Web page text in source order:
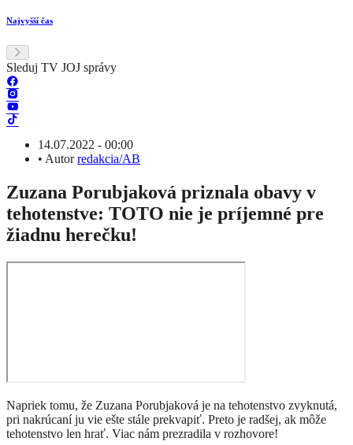
Najvyšší čas
Sleduj TV JOJ správy
14.07.2022 - 00:00
• Autorredakcia/AB
Zuzana Porubjaková priznala obavy v
tehotenstve: TOTO nie je príjemné pre
žiadnu herečku!
Napriek tomu, že Zuzana Porubjaková je na tehotenstvo zvyknutá,
pri nakrúcaní ju vie ešte stále prekvapiť. Preto je radšej, ak môže
tehotenstvo len hrať. Viac nám prezradila v rozhovore!